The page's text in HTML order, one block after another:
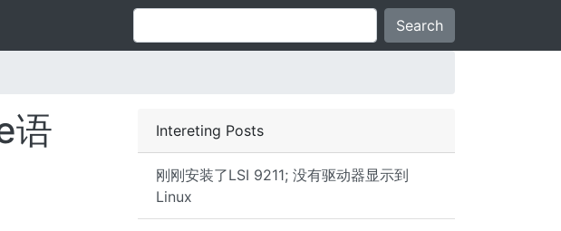
Search
Intereting Posts
刚刚安装了LSI 9211; 没有驱动器显示到
Linux
语